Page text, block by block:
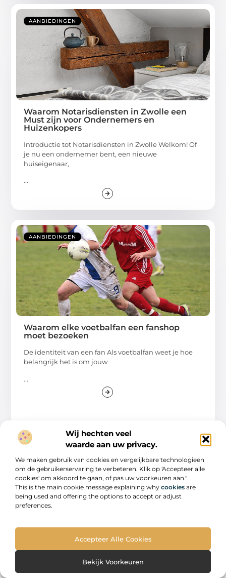
Wij hechten veel
waarde aan uw privacy.
We maken gebruik van cookies en vergelijkbare technologieën
om de gebruikerservaring te verbeteren. Klik op 'Accepteer alle
cookies' om akkoord te gaan, of pas uw voorkeuren aan."
This is the main cookie message explaining why cookies are
being used and offering the options to accept or adjust
preferences.
Accepteer Alle Cookies
Bekijk Voorkeuren
AANBIEDINGEN
Waarom Notarisdiensten in Zwolle een
Must zijn voor Ondernemers en
Huizenkopers
Introductie tot Notarisdiensten in Zwolle Welkom! Of
je nu een ondernemer bent, een nieuwe
huiseigenaar,
...
AANBIEDINGEN
Waarom elke voetbalfan een fanshop
moet bezoeken
De identiteit van een fan Als voetbalfan weet je hoe
belangrijk het is om jouw
...
Raamdecoratie kiezen
Het kiezen van de juiste raamdecoratie klinkt